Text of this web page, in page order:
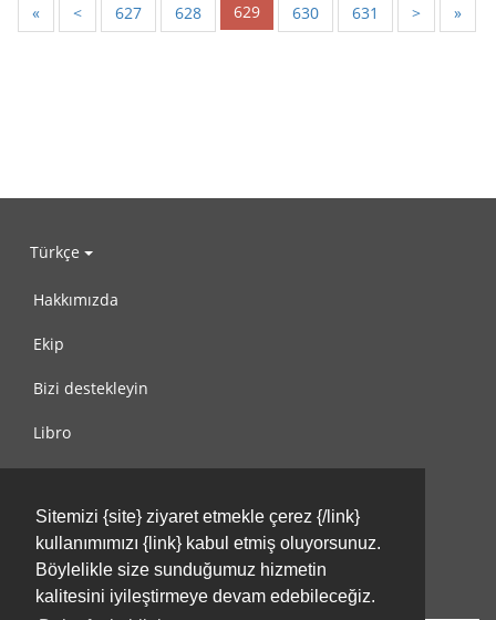
Sitemizi {site} ziyaret etmekle çerez {/link}
kullanımımızı {link} kabul etmiş oluyorsunuz.
Böylelikle size sunduğumuz hizmetin
kalitesini iyileştirmeye devam edebileceğiz.
« < 627 628 629 630 631 > »
Türkçe
Hakkımızda
Ekip
Bizi destekleyin
Libro
Kullanım Koşulları
Bize ulaşın